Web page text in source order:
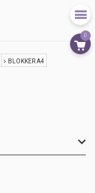
0
BLOKKER A4